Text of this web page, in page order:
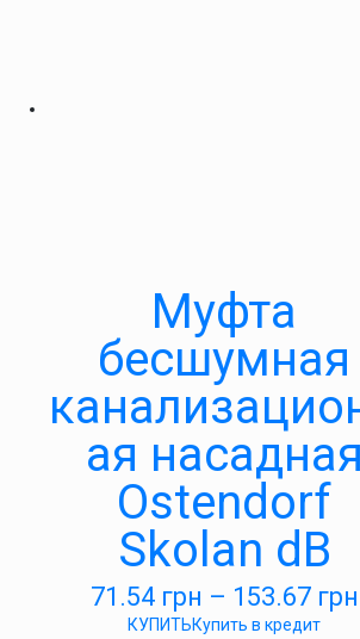
Муфта
бесшумная
ая насадная
Ostendorf
Skolan dB
71.54 грн – 153.67 грн
КУПИТЬКупить в кредит